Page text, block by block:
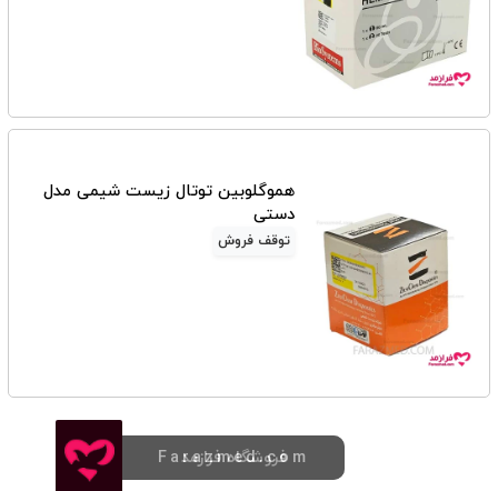
هموگلوبین توتال زیست شیمی مدل
دستی
توقف فروش
فروشگاه فرازمد
Farazmed.com